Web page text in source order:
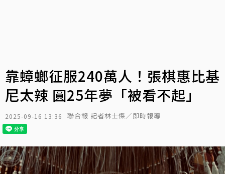
靠蟑螂征服240萬人！張棋惠比基
尼太辣 圓25年夢「被看不起」
2025-09-16 13:36 聯合報 記者林士傑／即時報導